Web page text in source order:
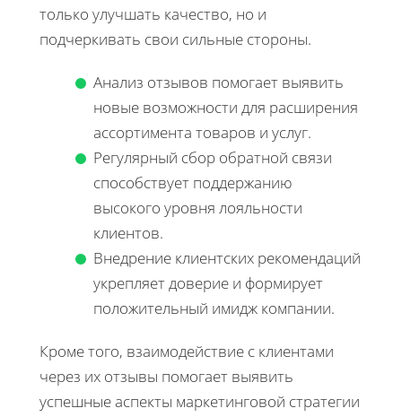
только улучшать качество, но и
подчеркивать свои сильные стороны.
Анализ отзывов помогает выявить
новые возможности для расширения
ассортимента товаров и услуг.
Регулярный сбор обратной связи
способствует поддержанию
высокого уровня лояльности
клиентов.
Внедрение клиентских рекомендаций
укрепляет доверие и формирует
положительный имидж компании.
Кроме того, взаимодействие с клиентами
через их отзывы помогает выявить
успешные аспекты маркетинговой стратегии